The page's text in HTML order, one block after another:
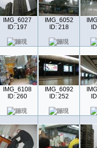
IMG_6027
ID: 197
IMG_6052
ID: 218
IMG_6108
ID: 260
IMG_6092
ID: 252